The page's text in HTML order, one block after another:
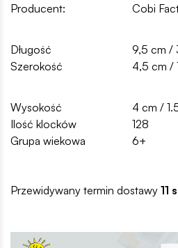
Producent:
Cobi
Długość
9,5 cm /
Szerokość
4,5 cm /
Wysokość
4 cm /
Ilość klocków
128
Grupa wiekowa
6+
Przewidywany termin dostawy 11